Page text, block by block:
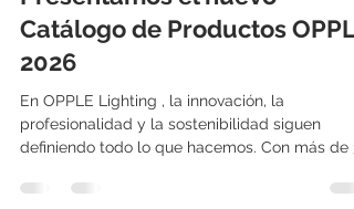
Presentamos el nuevo
Catálogo de Productos
2026
En OPPLE Lighting , la innovación, la
definiendo todo lo que hacemos. Con más de